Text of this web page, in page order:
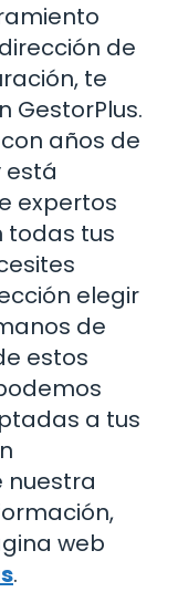
de
te
GestorPlus.
años de
está
expertos
todas tus
elegir
de
estos
a tus
nuestra
web
.